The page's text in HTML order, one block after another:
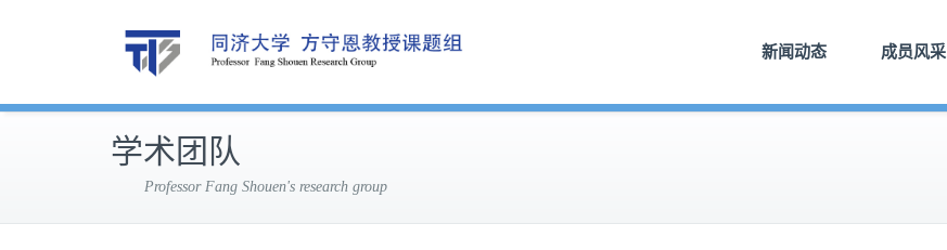
新闻动态 成员风采
学术团队
Professor Fang Shouen's research group